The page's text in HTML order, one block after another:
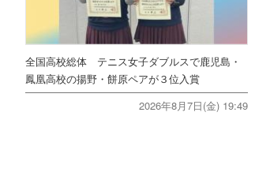
全国高校総体 テニス女子ダブルスで鹿児島・
鳳凰高校の揚野・餅原ペアが３位入賞
2026年8月7日(金) 19:49